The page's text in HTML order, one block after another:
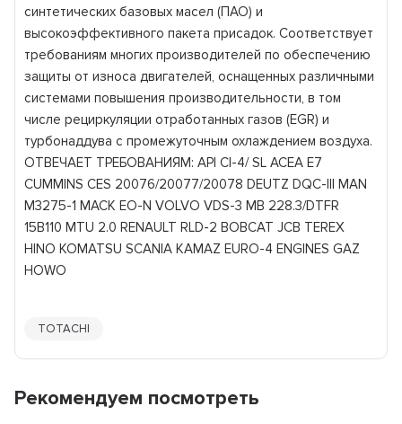
синтетических базовых масел (ПАО) и
высокоэффективного пакета присадок. Соответствует
требованиям многих производителей по обеспечению
защиты от износа двигателей, оснащенных различными
системами повышения производительности, в том
числе рециркуляции отработанных газов (EGR) и
турбонаддува с промежуточным охлаждением воздуха.
ОТВЕЧАЕТ ТРЕБОВАНИЯМ: API CI-4/ SL ACEA E7
CUMMINS CES 20076/20077/20078 DEUTZ DQC-III MAN
M3275-1 MACK EO-N VOLVO VDS-3 MB 228.3/DTFR
15B110 MTU 2.0 RENAULT RLD-2 BOBCAT JCB TEREX
HINO KOMATSU SCANIA KAMAZ EURO-4 ENGINES GAZ
HOWO
TOTACHI
Рекомендуем посмотреть